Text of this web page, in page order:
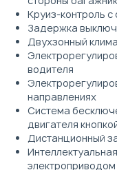
Круиз-контроль с
Задержка
Двухзонный
водителя
направлениях
Система
двигателя
Дистанционный
электроприводом